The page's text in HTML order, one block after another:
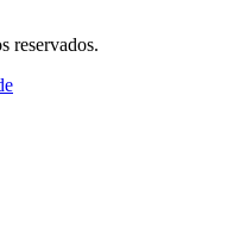
reservados.